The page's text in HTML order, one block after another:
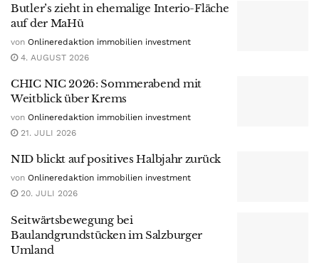
Butler’s zieht in ehemalige Interio-Fläche
auf der MaHü
von Onlineredaktion immobilien investment
4. AUGUST 2026
CHIC NIC 2026: Sommerabend mit
Weitblick über Krems
von Onlineredaktion immobilien investment
21. JULI 2026
NID blickt auf positives Halbjahr zurück
von Onlineredaktion immobilien investment
20. JULI 2026
Seitwärtsbewegung bei
Baulandgrundstücken im Salzburger
Umland